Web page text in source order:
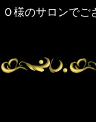
様のサロンでご